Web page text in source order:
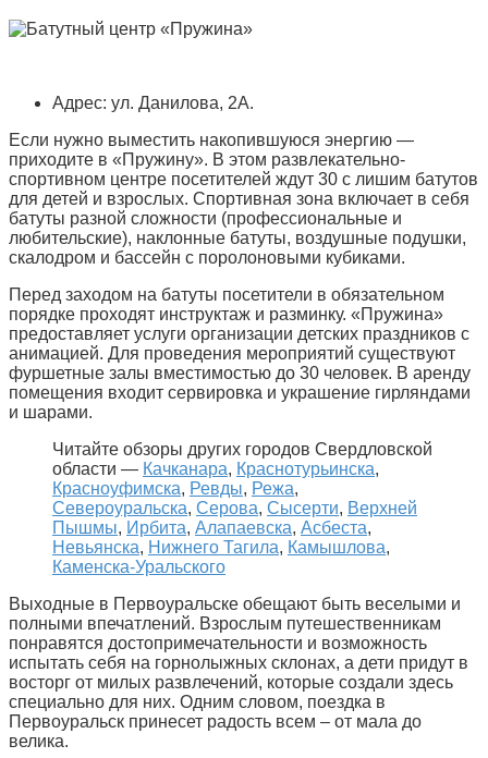
Адрес: ул. Данилова, 2А.
Если нужно выместить накопившуюся энергию —
приходите в «Пружину». В этом развлекательно-
спортивном центре посетителей ждут 30 с лишим батутов
для детей и взрослых. Спортивная зона включает в себя
батуты разной сложности (профессиональные и
любительские), наклонные батуты, воздушные подушки,
скалодром и бассейн с поролоновыми кубиками.
Перед заходом на батуты посетители в обязательном
порядке проходят инструктаж и разминку. «Пружина»
предоставляет услуги организации детских праздников с
анимацией. Для проведения мероприятий существуют
фуршетные залы вместимостью до 30 человек. В аренду
помещения входит сервировка и украшение гирляндами
и шарами.
Читайте обзоры других городов Свердловской
области — Качканара, Краснотурьинска,
Красноуфимска, Ревды, Режа,
Североуральска, Серова, Сысерти, Верхней
Пышмы, Ирбита, Алапаевска, Асбеста,
Невьянска, Нижнего Тагила, Камышлова,
Каменска-Уральского
Выходные в Первоуральске обещают быть веселыми и
полными впечатлений. Взрослым путешественникам
понравятся достопримечательности и возможность
испытать себя на горнолыжных склонах, а дети придут в
восторг от милых развлечений, которые создали здесь
специально для них. Одним словом, поездка в
Первоуральск принесет радость всем – от мала до
велика.